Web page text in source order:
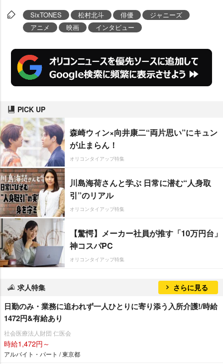
SixTONES 松村北斗 俳優
ジャニーズ
アニメ
映画 インタビュー
PICK UP
森崎ウィン×向井康二“両片思い”にキュン
が止まらん！
オリコンタイアップ特集
川島海荷さんと学ぶ 日常に潜む“人身取
引”のリアル
オリコンタイアップ特集
【驚愕】メーカー社員が推す「10万円台」
神コスパPC
オリコンタイアップ特集
求人特集 さらに見る
日勤のみ・業務に追われず一人ひとりに寄り添う入所介護!/時給
1472円&有給あり
社会医療法人財団 仁医会
時給1,472円～
アルバイト・パート / 東京都